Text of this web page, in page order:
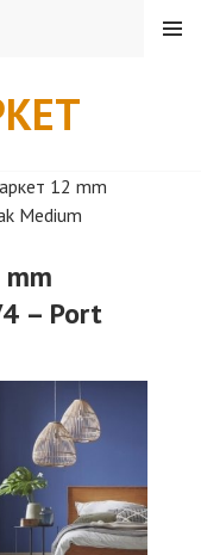
MENU
12 mm
Medium
– Port